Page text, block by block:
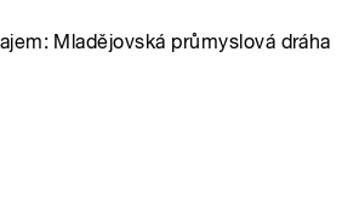
Mladějovská průmyslová dráha